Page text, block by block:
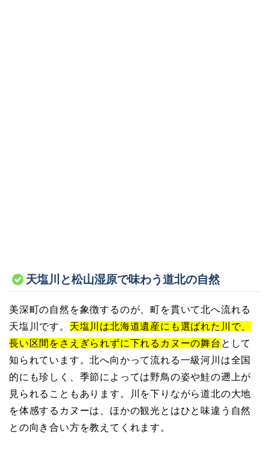
天塩川と松山湿原で味わう道北の自然
美深町の自然を象徴するのが、町を貫いて北へ流れる
天塩川です。 天塩川は北海道遺産にも選ばれた川で、
長い区間をさえぎられずに下れるカヌーの舞台 として
知られています。北へ向かって流れる一級河川は全国
的にも珍しく、季節によっては野鳥の姿や鮭の遡上が
見られることもあります。川を下りながら道北の大地
を体感するカヌーは、ほかの観光とはひと味違う自然
との向き合い方を教えてくれます。